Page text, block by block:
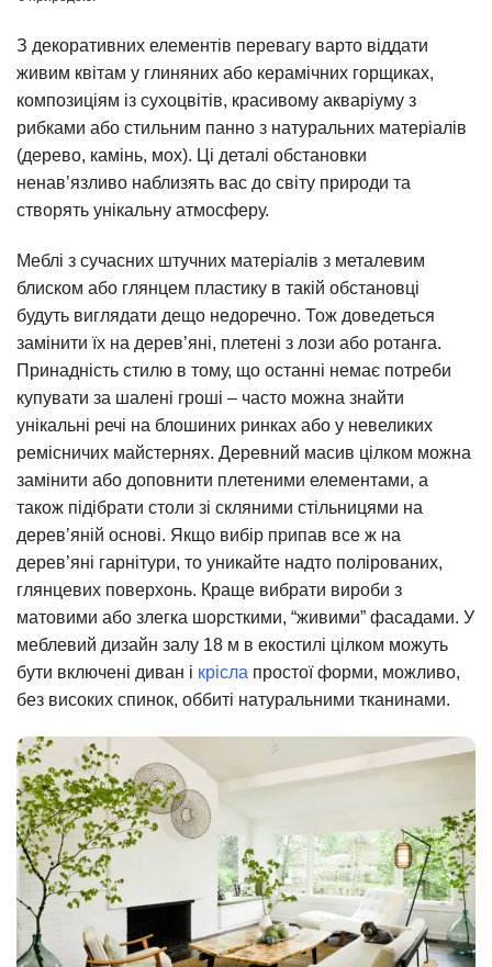
З декоративних елементів перевагу варто віддати
живим квітам у глиняних або керамічних горщиках,
композиціям із сухоцвітів, красивому акваріуму з
рибками або стильним панно з натуральних матеріалів
(дерево, камінь, мох). Ці деталі обстановки
ненав’язливо наблизять вас до світу природи та
створять унікальну атмосферу.
Меблі з сучасних штучних матеріалів з металевим
блиском або глянцем пластику в такій обстановці
будуть виглядати дещо недоречно. Тож доведеться
замінити їх на дерев’яні, плетені з лози або ротанга.
Принадність стилю в тому, що останні немає потреби
купувати за шалені гроші – часто можна знайти
унікальні речі на блошиних ринках або у невеликих
ремісничих майстернях. Деревний масив цілком можна
замінити або доповнити плетеними елементами, а
також підібрати столи зі скляними стільницями на
дерев’яній основі. Якщо вибір припав все ж на
дерев’яні гарнітури, то уникайте надто полірованих,
глянцевих поверхонь. Краще вибрати вироби з
матовими або злегка шорсткими, “живими” фасадами. У
меблевий дизайн залу 18 м в екостилі цілком можуть
бути включені диван і крісла простої форми, можливо,
без високих спинок, оббиті натуральними тканинами.